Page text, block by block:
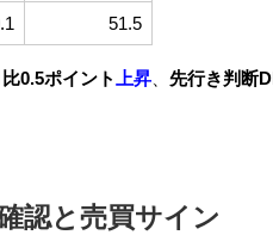
51.5
0.5ポイント 上昇 先行き判断
認と売買サイン